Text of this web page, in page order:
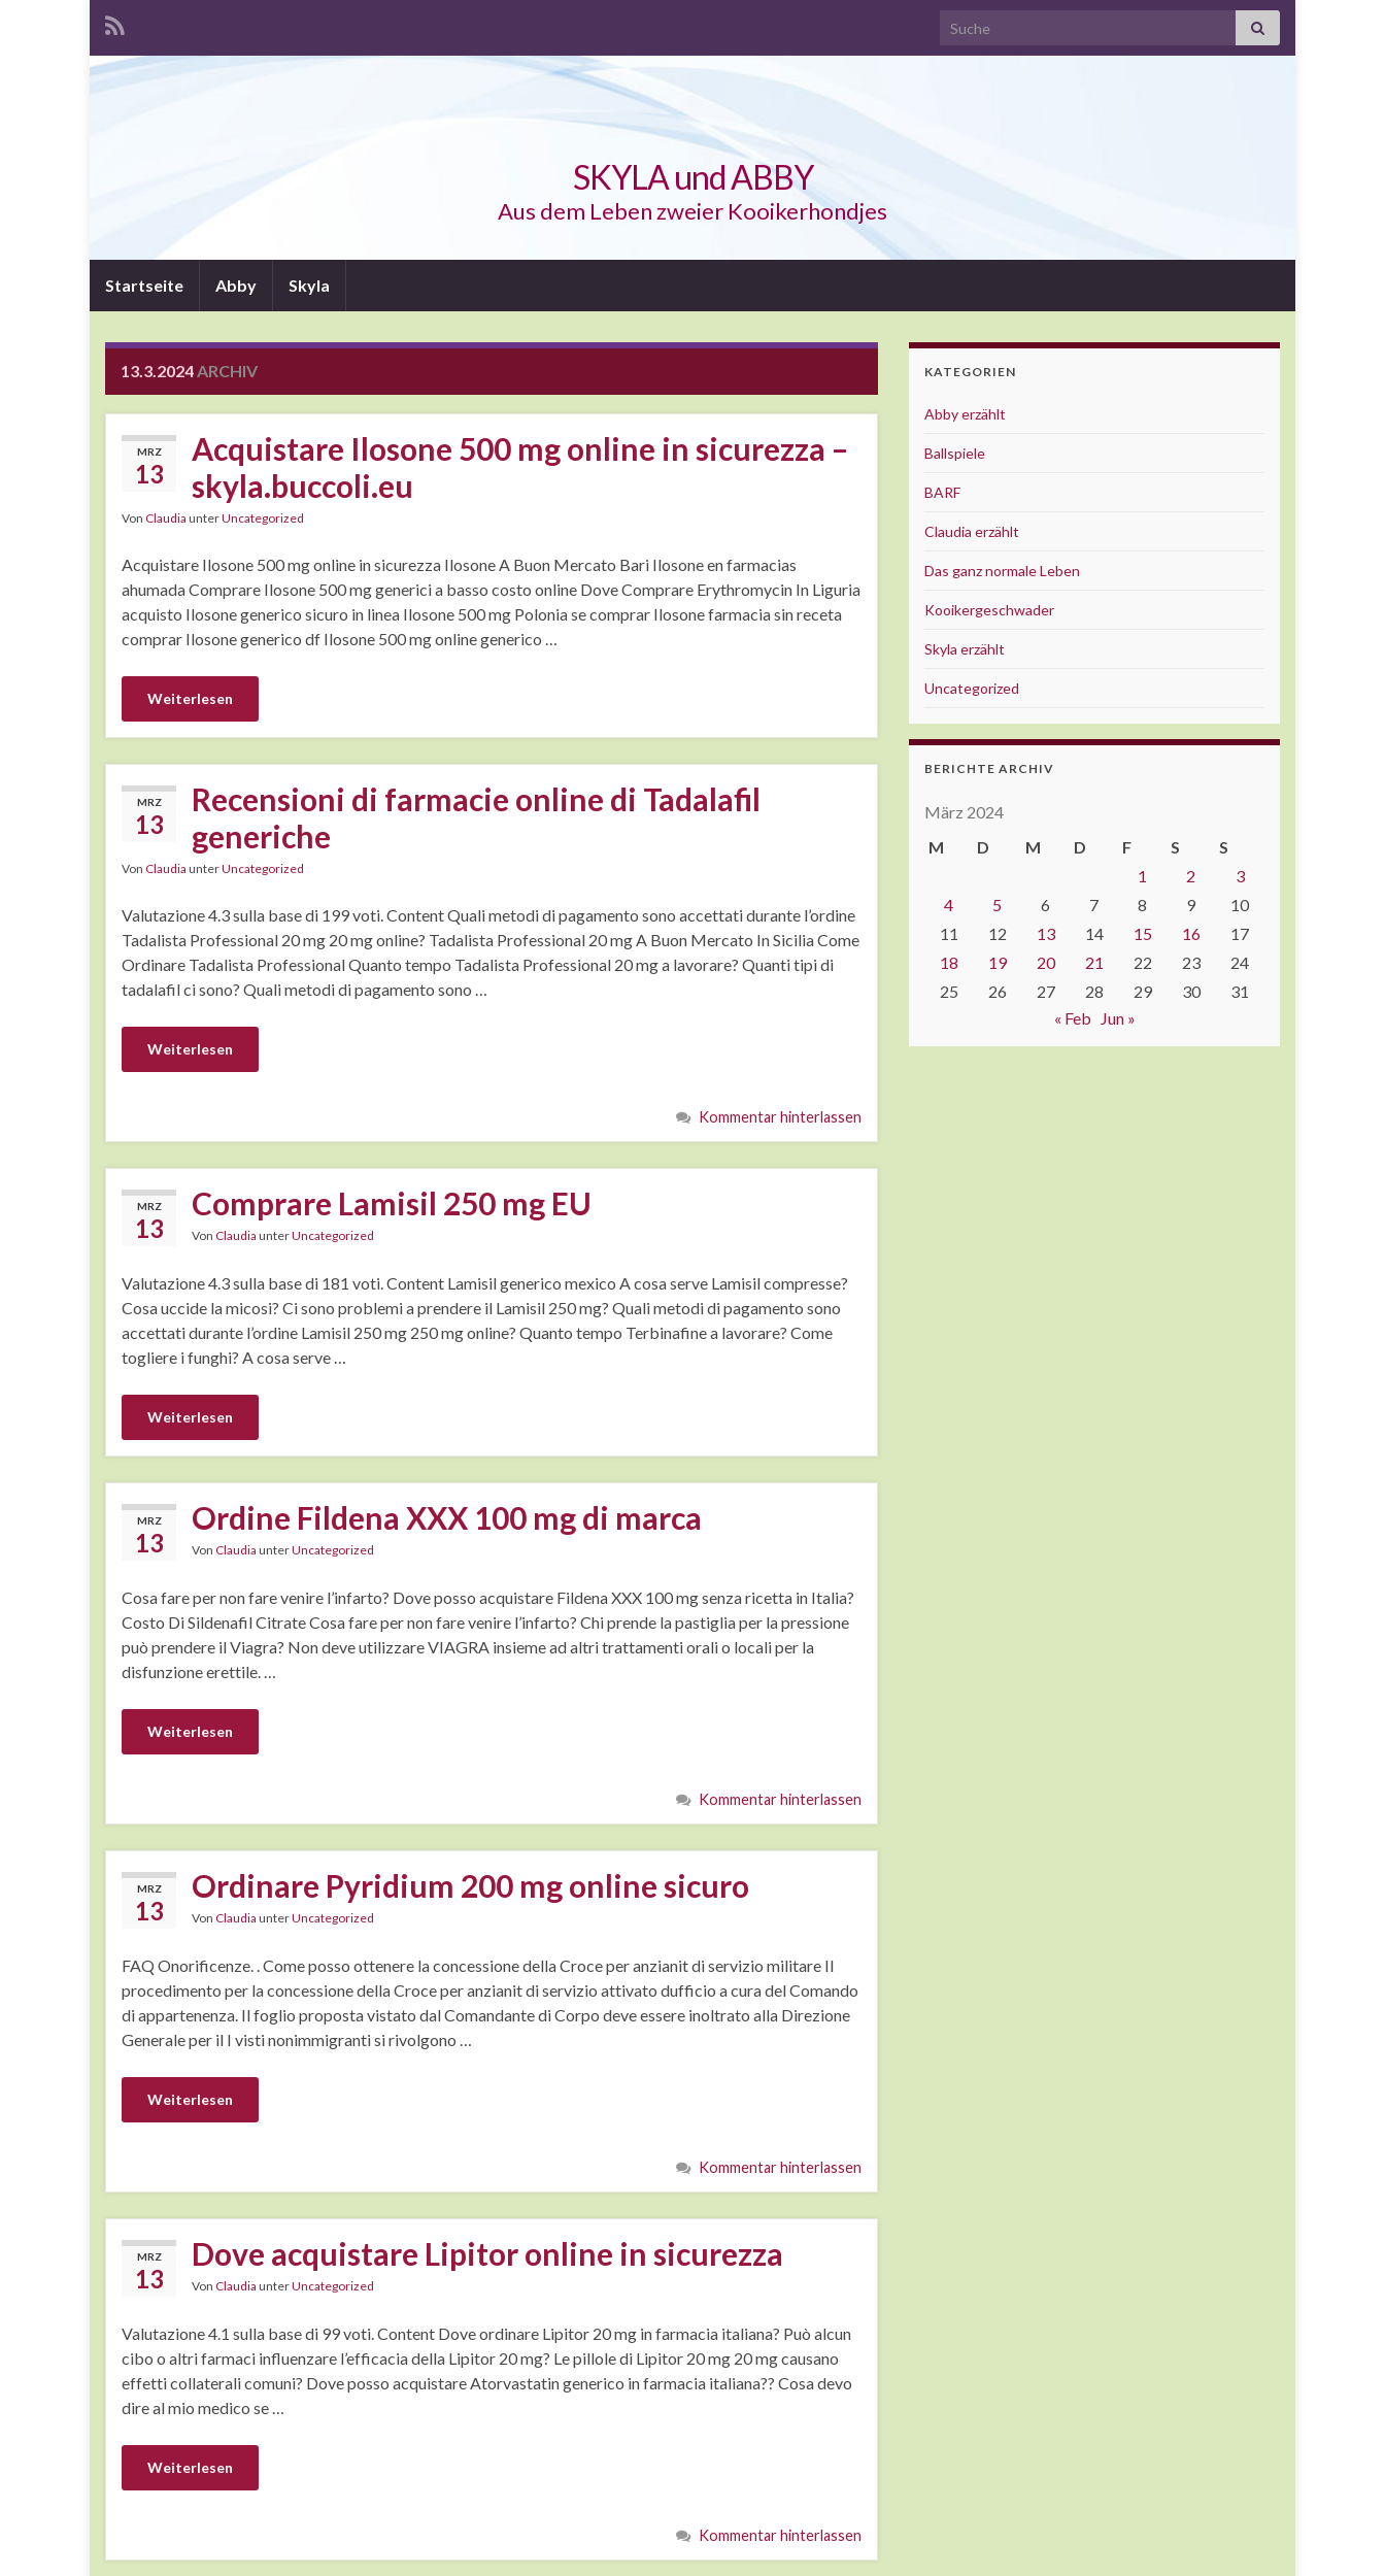
Search for:
SKYLA und ABBY
Aus dem Leben zweier Kooikerhondjes
Startseite Abby Skyla
13.3.2024ARCHIV
MRZ
13
Acquistare Ilosone 500 mg online in sicurezza –
skyla.buccoli.eu
Von Claudia unterUncategorized
Acquistare Ilosone 500 mg online in sicurezza Ilosone A Buon Mercato Bari Ilosone en farmacias
ahumada Comprare Ilosone 500 mg generici a basso costo online Dove Comprare Erythromycin In Liguria
acquisto Ilosone generico sicuro in linea Ilosone 500 mg Polonia se comprar Ilosone farmacia sin receta
comprar Ilosone generico df Ilosone 500 mg online generico …
Weiterlesen
MRZ
13
Recensioni di farmacie online di Tadalafil
generiche
Von Claudia unterUncategorized
Valutazione 4.3 sulla base di 199 voti. Content Quali metodi di pagamento sono accettati durante l’ordine
Tadalista Professional 20 mg 20 mg online? Tadalista Professional 20 mg A Buon Mercato In Sicilia Come
Ordinare Tadalista Professional Quanto tempo Tadalista Professional 20 mg a lavorare? Quanti tipi di
tadalafil ci sono? Quali metodi di pagamento sono …
Weiterlesen
Kommentar hinterlassen
MRZ
13
Comprare Lamisil 250 mg EU
Von Claudia unterUncategorized
Valutazione 4.3 sulla base di 181 voti. Content Lamisil generico mexico A cosa serve Lamisil compresse?
Cosa uccide la micosi? Ci sono problemi a prendere il Lamisil 250 mg? Quali metodi di pagamento sono
accettati durante l’ordine Lamisil 250 mg 250 mg online? Quanto tempo Terbinafine a lavorare? Come
togliere i funghi? A cosa serve …
Weiterlesen
MRZ
13
Ordine Fildena XXX 100 mg di marca
Von Claudia unterUncategorized
Cosa fare per non fare venire l’infarto? Dove posso acquistare Fildena XXX 100 mg senza ricetta in Italia?
Costo Di Sildenafil Citrate Cosa fare per non fare venire l’infarto? Chi prende la pastiglia per la pressione
può prendere il Viagra? Non deve utilizzare VIAGRA insieme ad altri trattamenti orali o locali per la
disfunzione erettile. …
Weiterlesen
Kommentar hinterlassen
MRZ
13
Ordinare Pyridium 200 mg online sicuro
Von Claudia unterUncategorized
FAQ Onorificenze. . Come posso ottenere la concessione della Croce per anzianit di servizio militare Il
procedimento per la concessione della Croce per anzianit di servizio attivato dufficio a cura del Comando
di appartenenza. Il foglio proposta vistato dal Comandante di Corpo deve essere inoltrato alla Direzione
Generale per il I visti nonimmigranti si rivolgono …
Weiterlesen
Kommentar hinterlassen
MRZ
13
Dove acquistare Lipitor online in sicurezza
Von Claudia unterUncategorized
Valutazione 4.1 sulla base di 99 voti. Content Dove ordinare Lipitor 20 mg in farmacia italiana? Può alcun
cibo o altri farmaci influenzare l’efficacia della Lipitor 20 mg? Le pillole di Lipitor 20 mg 20 mg causano
effetti collaterali comuni? Dove posso acquistare Atorvastatin generico in farmacia italiana?? Cosa devo
dire al mio medico se …
Weiterlesen
Kommentar hinterlassen
KATEGORIEN
Abby erzählt
Ballspiele
BARF
Claudia erzählt
Das ganz normale Leben
Kooikergeschwader
Skyla erzählt
Uncategorized
BERICHTE ARCHIV
März 2024
M
D M D F S
S
1
2
3
4
5 6 7 8 9
10
11
12 13 14 15 16
17
18
19 20 21 22 23
24
25
26 27 28 29 30
31
« Feb Jun »